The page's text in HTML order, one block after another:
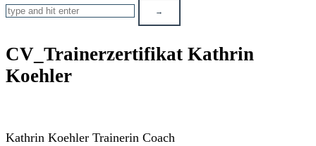
CV_Trainerzertifikat Kathrin
Koehler
Kathrin Koehler Trainerin Coach